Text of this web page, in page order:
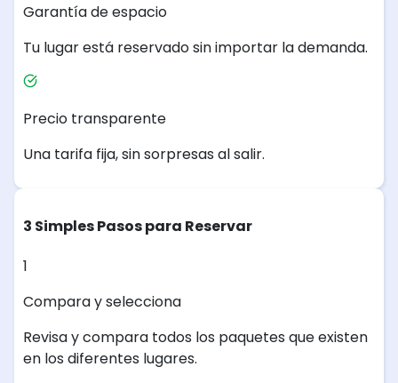
Garantía de espacio
Tu lugar está reservado sin importar la demanda.
Precio transparente
Una tarifa fija, sin sorpresas al salir.
3 Simples Pasos para Reservar
1
Compara y selecciona
Revisa y compara todos los paquetes que existen
en los diferentes lugares.